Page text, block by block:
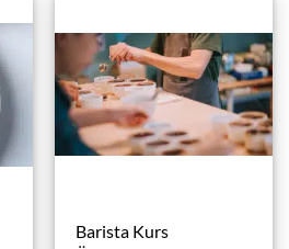
Barista Kurs